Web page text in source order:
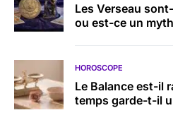
Les Verseau
ou est-ce un
HOROSCOPE
Le Balance est-il
temps garde-t-il